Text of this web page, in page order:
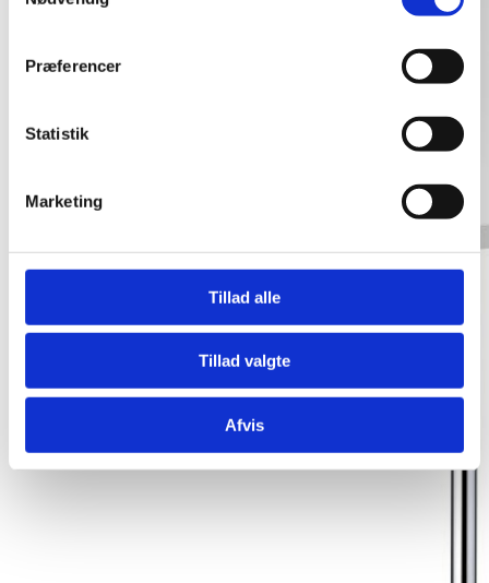
Præferencer
Statistik
Marketing
Tillad alle
Tillad valgte
Afvis